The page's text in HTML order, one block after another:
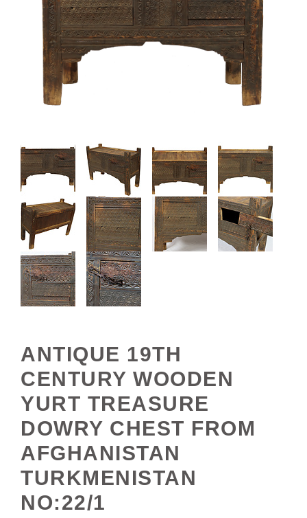
ANTIQUE 19TH
CENTURY WOODEN
YURT TREASURE
DOWRY CHEST FROM
AFGHANISTAN
TURKMENISTAN
NO:22/1